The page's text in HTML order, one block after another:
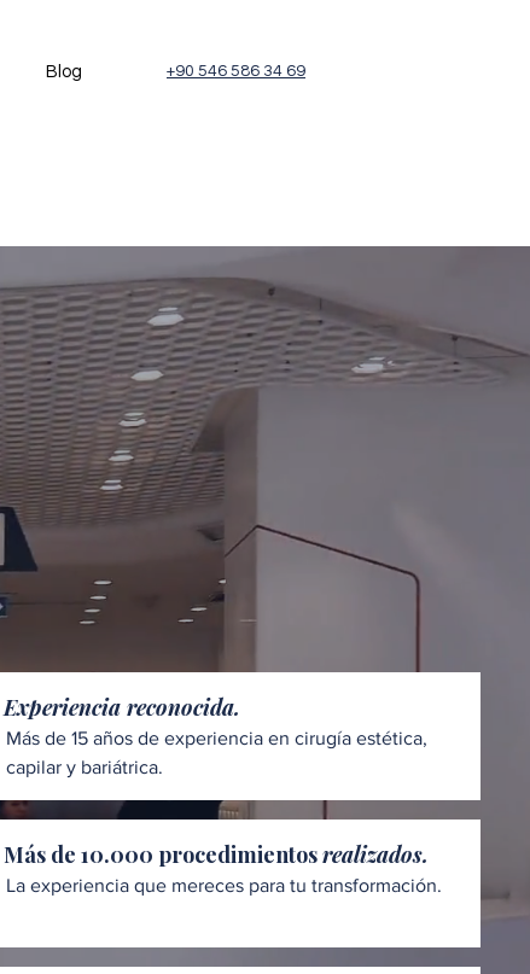
Blog +90 546 586 34 69
Experiencia reconocida.
Más de 15 años de experiencia en cirugía estética,
capilar y bariátrica.
Más de 10.000 procedimientosrealizados.
La experiencia que mereces para tu transformación.